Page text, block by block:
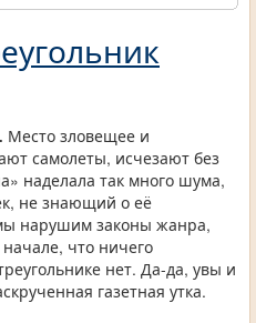
Место зловещее и
самолеты, исчезают без
наделала так много шума,
не знающий о её
нарушим законы жанра,
что ничего
нет. Да-да, увы и
газетная утка.